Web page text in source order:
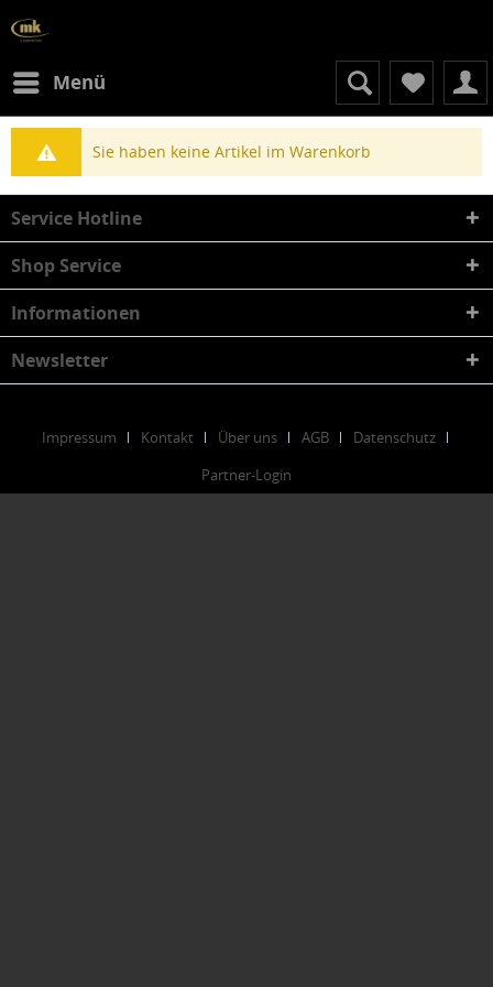
Menü
Sie haben keine Artikel im Warenkorb
Service Hotline
Shop Service
Informationen
Newsletter
Impressum Kontakt Über uns AGB
Datenschutz
Partner-Login